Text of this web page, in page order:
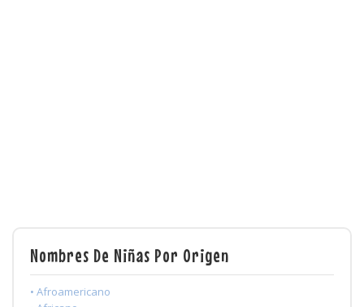
Nombres De Niñas Por Origen
• Afroamericano